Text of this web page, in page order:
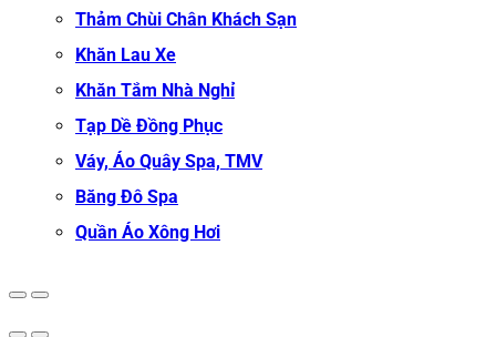
Thảm Chùi Chân Khách Sạn
Khăn Lau Xe
Khăn Tắm Nhà Nghỉ
Tạp Dề Đồng Phục
Váy, Áo Quây Spa, TMV
Băng Đô Spa
Quần Áo Xông Hơi